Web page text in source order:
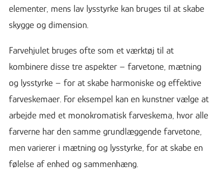
elementer, mens lav lysstyrke kan bruges til at skabe
skygge og dimension.
Farvehjulet bruges ofte som et værktøj til at
kombinere disse tre aspekter – farvetone, mætning
og lysstyrke – for at skabe harmoniske og effektive
farveskemaer. For eksempel kan en kunstner vælge at
arbejde med et monokromatisk farveskema, hvor alle
farverne har den samme grundlæggende farvetone,
men varierer i mætning og lysstyrke, for at skabe en
følelse af enhed og sammenhæng.